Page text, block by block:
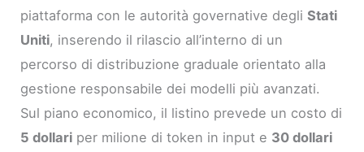
piattaforma con le autorità governative degliStati
Uniti, inserendo il rilascio all’interno di un
percorso di distribuzione graduale orientato alla
gestione responsabile dei modelli più avanzati.
Sul piano economico, il listino prevede un costo di
5 dollari per milione di token in input e 30 dollari